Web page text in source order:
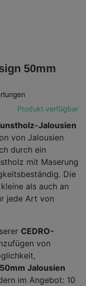
50mm
Produkt verfügbar
Jalousien
von Jalousien
durch ein
mit Maserung
Die
als auch an
jede Art von
CEDRO-
von
50mm Jalousien
im Angebot: 10